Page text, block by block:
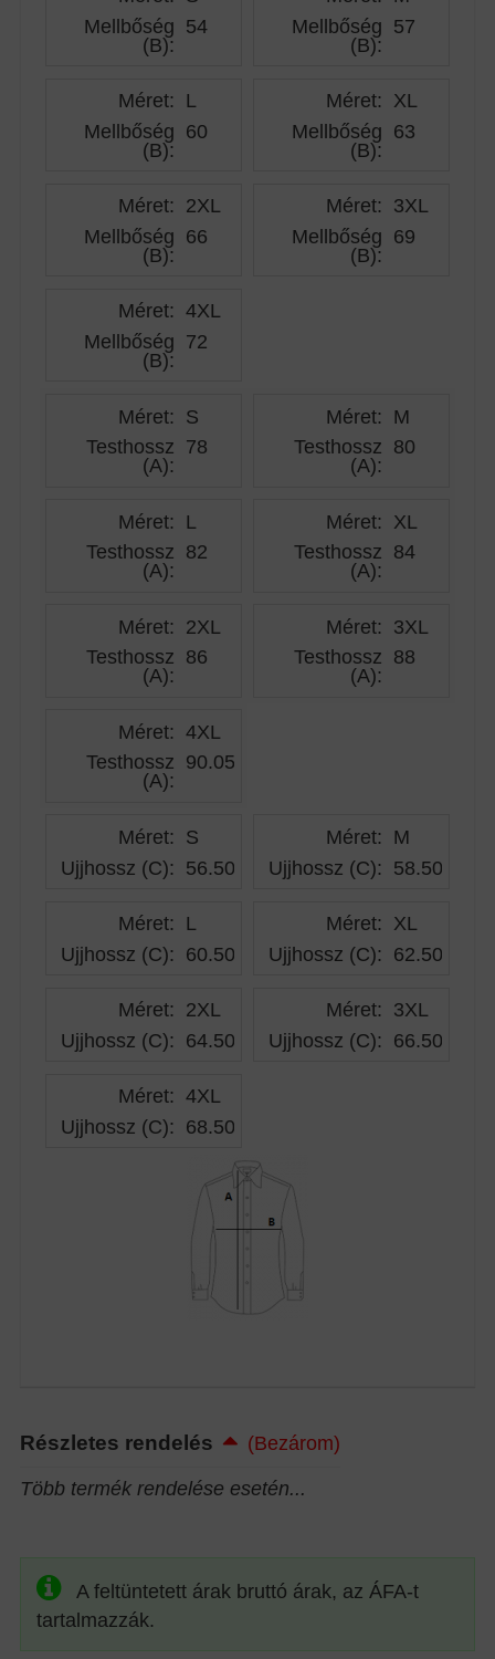
Mellbőség
(B):
54
Mellbőség
(B):
57
Méret: L
Mellbőség
(B):
60
Méret: XL
Mellbőség
(B):
63
Méret: 2XL
Mellbőség
(B):
66
Méret: 3XL
Mellbőség
(B):
69
Méret: 4XL
Mellbőség
(B):
72
Méret: S
Testhossz
(A):
78
Méret: M
Testhossz
(A):
80
Méret: L
Testhossz
(A):
82
Méret: XL
Testhossz
(A):
84
Méret: 2XL
Testhossz
(A):
86
Méret: 3XL
Testhossz
(A):
88
Méret: 4XL
Testhossz
(A):
90.05
Méret: S
Ujjhossz (C): 56.50
Méret: M
Ujjhossz (C): 58.50
Méret: L
Ujjhossz (C): 60.50
Méret: XL
Ujjhossz (C): 62.50
Méret: 2XL
Ujjhossz (C): 64.50
Méret: 3XL
Ujjhossz (C): 66.50
Méret: 4XL
Ujjhossz (C): 68.50
Részletes rendelés
(Bezárom)
Több termék rendelése esetén...
A feltüntetett árak bruttó árak, az ÁFA-t
tartalmazzák.